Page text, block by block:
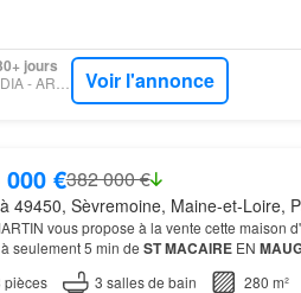
jours
ARKADIA - ARKADIA Voir l'annonce
000 €382 000 €
à 49450, Sèvremoine, Maine-et-Loire,
vous propose à la vente cette maison
seulement 5 min de STMACAIREEN
CHOLET
pièces 3 salles de bain
280 m²